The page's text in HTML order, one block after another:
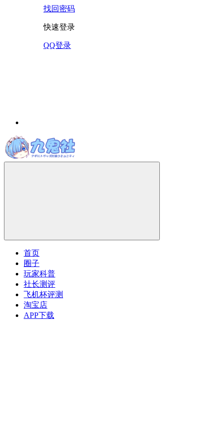
找回密码
快速登录
QQ登录
首页
圈子
玩家科普
社长测评
飞机杯评测
淘宝店
APP下载